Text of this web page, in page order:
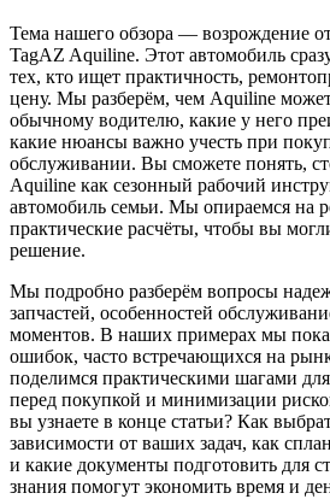
Тема нашего обзора — возрождение
TagAZ Aquiline. Этот автомобиль
тех, кто ищет практичность,
цену. Мы разберём, чем Aquiline
обычному водителю, какие у него
какие нюансы важно учесть при
обслуживании. Вы сможете понять,
Aquiline как сезонный рабочий
автомобиль семьи. Мы опираемся на
практические расчёты, чтобы вы
решение.
Мы подробно разберём вопросы
запчастей, особенностей
моментов. В наших примерах мы
ошибок, часто встречающихся на
поделимся практическими шагами
перед покупкой и минимизации
вы узнаете в конце статьи? Как
зависимости от ваших задач, как
и какие документы подготовить для
знания помогут экономить время и